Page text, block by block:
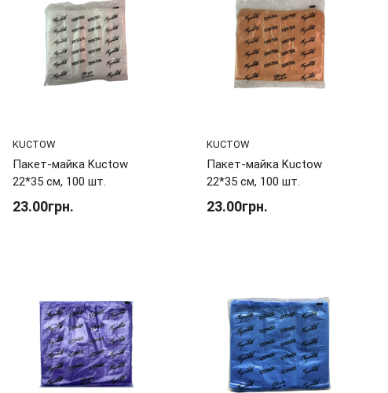
KUCTOW
Пакет-майка Kuctow
22*35 см, 100 шт.
23.00грн.
KUCTOW
Пакет-майка Kuctow
22*35 см, 100 шт.
23.00грн.